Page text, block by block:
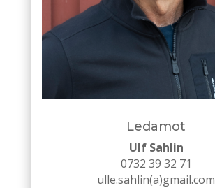
Ledamot
Ulf Sahlin
0732 39 32 71
ulle.sahlin(a)gmail.com